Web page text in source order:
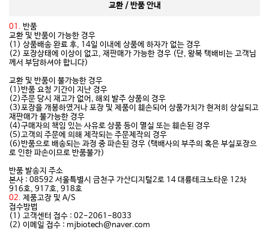
교환 / 반품 안내
01. 반품
교환 및 반품이 가능한 경우
(1) 상품배송 완료 후, 14일 이내에 상품에 하자가 없는 경우
(2) 포장상태에 이상이 없고, 재판매가 가능한 경우 (단, 왕복 택배비는 고객님
께서 부담하셔야 합니다)
교환 및 반품이 불가능한 경우
(1)반품 요청 기간이 지난 경우
(2)주문 당시 재고가 없어, 해외 발주 상품의 경우
(3)포장을 개봉하였거나 포장 및 제품이 훼손되어 상품가치가 현저히 상실되고
재판매가 불가능한 경우
(4)구매자의 책임 있는 사유로 상품 등이 멸실 또는 훼손된 경우
(5)고객의 주문에 의해 제작되는 주문제작의 경우
(6)반품으로 배송되는 과정 중 파손된 경우 (택배사의 부주의 혹은 부실포장으
로 인한 파손이므로 반품불가)
반품 발송지 주소
본사 : 08592 서울특별시 금천구 가산디지털2로 14 대륭테크노타운 12차
916호, 917호, 918호
02. 제품고장 및 A/S
접수방법
(1) 고객센터 접수 : 02-2061-8033
(2) 이메일 접수 : mjbiotech@naver.com